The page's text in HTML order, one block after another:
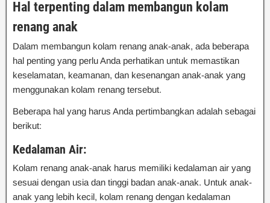
Hal terpenting dalam membangun kolam
renang anak
Dalam membangun kolam renang anak-anak, ada beberapa
hal penting yang perlu Anda perhatikan untuk memastikan
keselamatan, keamanan, dan kesenangan anak-anak yang
menggunakan kolam renang tersebut.
Beberapa hal yang harus Anda pertimbangkan adalah sebagai
berikut:
Kedalaman Air:
Kolam renang anak-anak harus memiliki kedalaman air yang
sesuai dengan usia dan tinggi badan anak-anak. Untuk anak-
anak yang lebih kecil, kolam renang dengan kedalaman